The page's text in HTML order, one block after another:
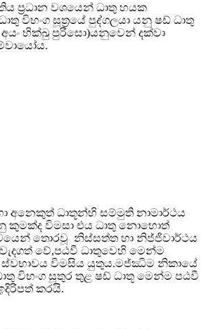
ප්‍රධාන වශයෙන් ධාතු හයක
විභංග සූත්‍රයේ පුද්ගලයා යනු ෂඩ් ධාතු
අයං භික්ඛු පුරිසො)යනුවෙන් දක්වා
අනෙකුත් ධාතූන්හි සම්මුති නාමාර්ථය
කුමක්ද විමසා එය ධාතු නොහොත්
තොරවූ නිස්සත්ත හා නිජ්ජිවාර්ථය
වේ,පඨවී ධාතුවෙහි මෙන්ම
ස්වභාවය විමසිය යුතුය.මජ්ඣිම නිකායේ
විභංග සූතුර තුළ ෂඩ් ධාතූ මෙන්ම පඨවී
කරයි.